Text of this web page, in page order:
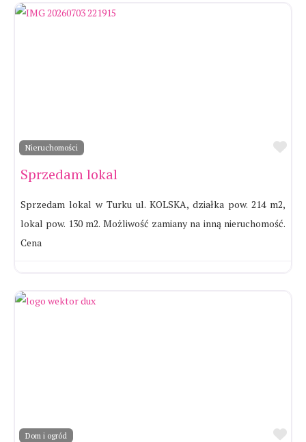
Nieruchomości
Sprzedam lokal
Sprzedam lokal w Turku ul. KOLSKA, działka pow. 214 m2,
lokal pow. 130 m2. Możliwość zamiany na inną nieruchomość.
Cena
Dom i ogród